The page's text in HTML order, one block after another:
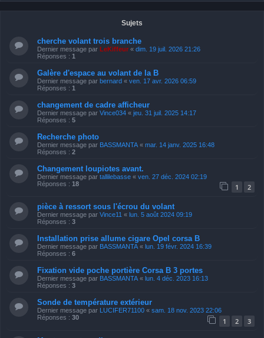
Sujets
cherche volant trois branche
Dernier message par LeKiffeur « dim. 19 juil. 2026 21:26
Réponses : 1
Galère d'espace au volant de la B
Dernier message par bernard « ven. 17 avr. 2026 06:59
Réponses : 1
changement de cadre afficheur
Dernier message par Vince034 « jeu. 31 juil. 2025 14:17
Réponses : 5
Recherche photo
Dernier message par BASSMANTA « mar. 14 janv. 2025 16:48
Réponses : 2
Changement loupiotes avant.
Dernier message par tallilebasse « ven. 27 déc. 2024 02:19
Réponses : 18 1 2
pièce à ressort sous l'écrou du volant
Dernier message par Vince11 « lun. 5 août 2024 09:19
Réponses : 3
Installation prise allume cigare Opel corsa B
Dernier message par BASSMANTA « lun. 19 févr. 2024 16:39
Réponses : 6
Fixation vide poche portière Corsa B 3 portes
Dernier message par BASSMANTA « lun. 4 déc. 2023 16:13
Réponses : 3
Sonde de température extérieur
Dernier message par LUCIFER71100 « sam. 18 nov. 2023 22:06
Réponses : 30 1 2 3